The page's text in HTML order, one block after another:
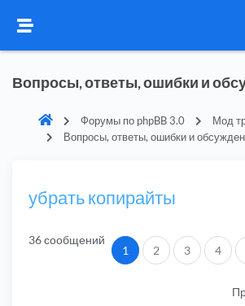
Вопросы, ответы, ошибки и
Форумы по phpBB 3.0
Мод
Вопросы, ответы, ошибки и
убрать копирайты
36 сообщений
1 2 3 4